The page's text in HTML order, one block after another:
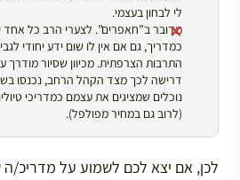
לי לבחון בעצמי.
מדובר ב”חאפרים”. לצערי הרב כל אחד
כמדריך, גם אם אין לו שום ידע יחודי
התרבות הצרפתית. מכיוון שסיור
דרישה לכך מצד הקהל הרחב, נכנסו
נוכלים שמציגים את עצמם כמדריכי
(לרוב גם במחיר מפולפל).
לכן, אם יצא לכם לשמוע על מדריכ/